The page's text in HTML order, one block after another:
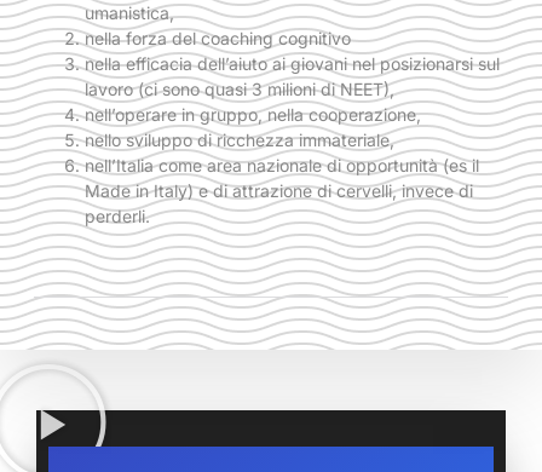
umanistica,
nella forza del coaching cognitivo
nella efficacia dell’aiuto ai giovani nel posizionarsi sul
lavoro (ci sono quasi 3 milioni di NEET),
nell’operare in gruppo, nella cooperazione,
nello sviluppo di ricchezza immateriale,
nell’Italia come area nazionale di opportunità (es il
Made in Italy) e di attrazione di cervelli, invece di
perderli.